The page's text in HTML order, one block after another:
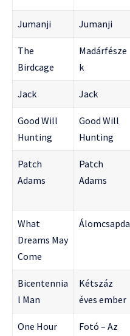
Jumanji Jumanji
The
Birdcage
Madárfésze
k
Jack Jack
Good Will
Hunting
Good Will
Hunting
Patch
Adams
Patch
Adams
What
Dreams May
Come
Álomcsapda
Bicentennia
l Man
Kétszáz
éves ember
One Hour
Fotó – Az